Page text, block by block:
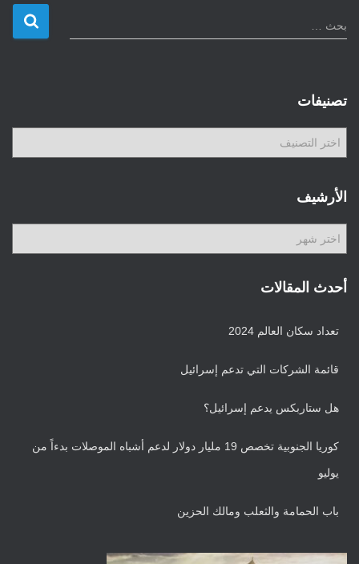
ل
ع
ن
بحث …
تصنيفات
ي
ف
ا
ت
الأرشيف
ر
ف
أحدث المقالات
تعداد سكان العالم 2024
قائمة الشركات التي تدعم إسرائيل
هل ستاربكس يدعم إسرائيل؟
كوريا الجنوبية تخصص 19 مليار دولار لدعم أشباه الموصلات بدءاً من
يوليو
باب الحمامة والثعلب ومالك الحزين